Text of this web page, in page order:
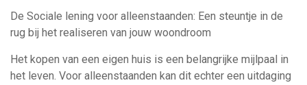
De Sociale lening voor alleenstaanden: Een steuntje in de
rug bij het realiseren van jouw woondroom
Het kopen van een eigen huis is een belangrijke mijlpaal in
het leven. Voor alleenstaanden kan dit echter een uitdaging